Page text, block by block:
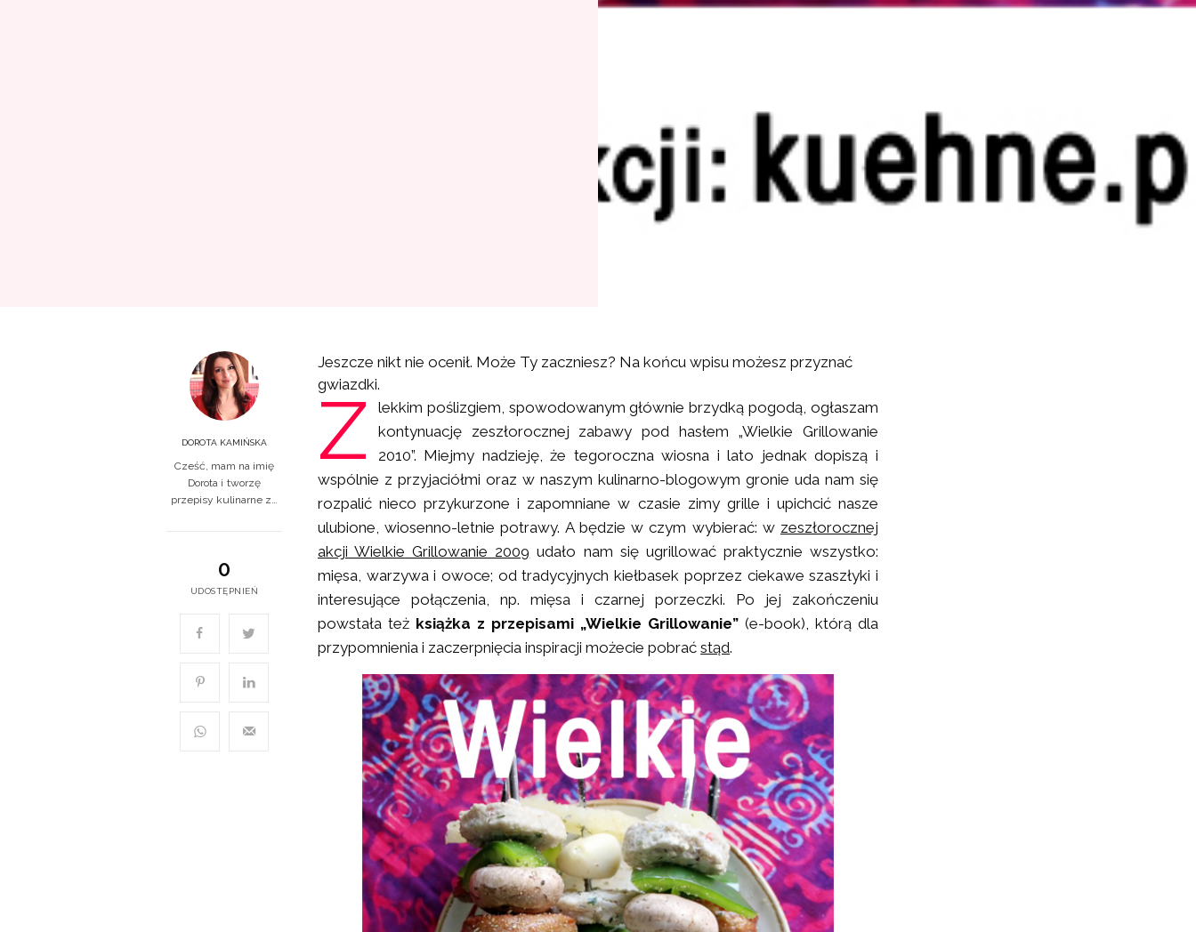
DOROTA KAMIŃSKA
Cześć, mam na imię
Dorota i tworzę
przepisy kulinarne z…
0
UDOSTĘPNIEŃ
Jeszcze nikt nie ocenił. Może Ty zaczniesz? Na końcu wpisu możesz przyznać
gwiazdki.
Z
lekkim poślizgiem, spowodowanym głównie brzydką pogodą, ogłaszam
kontynuację zeszłorocznej zabawy pod hasłem „Wielkie Grillowanie
2010”. Miejmy nadzieję, że tegoroczna wiosna i lato jednak dopiszą i
wspólnie z przyjaciółmi oraz w naszym kulinarno-blogowym gronie uda nam się
rozpalić nieco przykurzone i zapomniane w czasie zimy grille i upichcić nasze
ulubione, wiosenno-letnie potrawy. A będzie w czym wybierać: w zeszłorocznej
akcji Wielkie Grillowanie 2009 udało nam się ugrillować praktycznie wszystko:
mięsa, warzywa i owoce; od tradycyjnych kiełbasek poprzez ciekawe szaszłyki i
interesujące połączenia, np. mięsa i czarnej porzeczki. Po jej zakończeniu
powstała też książka z przepisami „Wielkie Grillowanie” (e-book), którą dla
przypomnienia i zaczerpnięcia inspiracji możecie pobraćstąd.